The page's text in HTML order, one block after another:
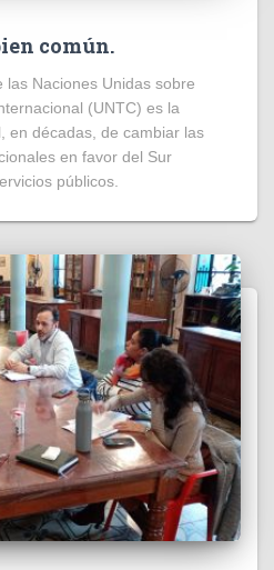
común.
las Naciones Unidas sobre
(UNTC) es la
en décadas, de cambiar las
en favor del Sur
públicos.